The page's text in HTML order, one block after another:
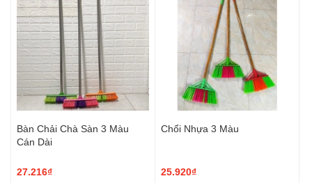
Bàn Chải Chà Sàn 3 Màu
Cán Dài
27.216₫
Chổi Nhựa 3 Màu
25.920₫